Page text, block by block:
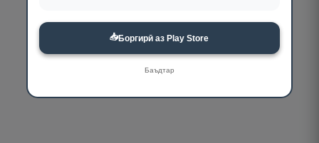
📥Боргирӣ аз Play Store
Баъдтар